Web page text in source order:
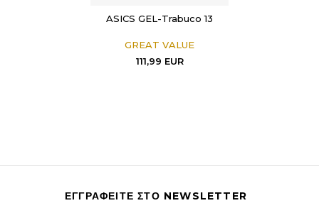
ASICS GEL-Trabuco 13
GREAT VALUE
111,99 EUR
ΕΓΓΡΑΦΕΙΤΕ ΣΤΟ NEWSLETTER